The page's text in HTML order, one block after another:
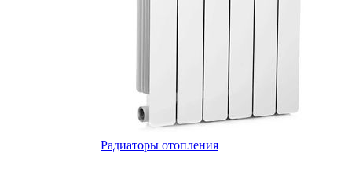
Радиаторы отопления